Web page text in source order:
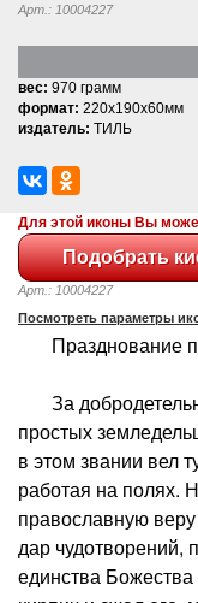
Арт.: 10004227
вес: 970 грамм
формат: 220x190x60мм
издатель: ТИЛЬ
Для этой иконы Вы
Арт.: 10004227
Посмотреть параметры
Празднование
За
простых
в этом звании вел
работая на полях.
православную
дар чудотворений,
единства